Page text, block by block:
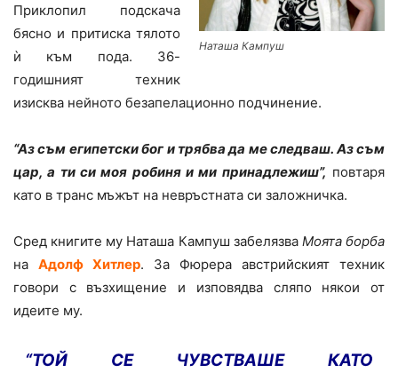
Наташа Кампуш
Приклопил подскача
бясно и притиска тялото
ѝ към пода. 36-
годишният техник
изисква нейното безапелационно подчинение.
“Аз съм египетски бог и трябва да ме следваш. Аз съм
цар, а ти си моя робиня и ми принадлежиш”, повтаря
като в транс мъжът на невръстната си заложничка.
Сред книгите му Наташа Кампуш забелязва Моята борба
на Адолф Хитлер. За Фюрера австрийският техник
говори с възхищение и изповядва сляпо някои от
идеите му.
“ТОЙ СЕ ЧУВСТВАШЕ КАТО